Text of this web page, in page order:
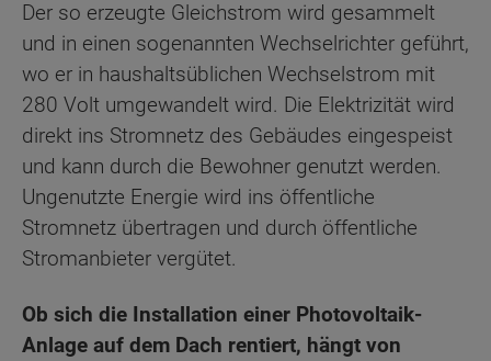
Der so erzeugte Gleichstrom wird gesammelt
und in einen sogenannten Wechselrichter geführt,
wo er in haushaltsüblichen Wechselstrom mit
280 Volt umgewandelt wird. Die Elektrizität wird
direkt ins Stromnetz des Gebäudes eingespeist
und kann durch die Bewohner genutzt werden.
Ungenutzte Energie wird ins öffentliche
Stromnetz übertragen und durch öffentliche
Stromanbieter vergütet.
Ob sich die Installation einer Photovoltaik-
Anlage auf dem Dach rentiert, hängt von